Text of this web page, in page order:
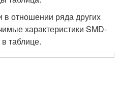
отношении ряда других
характеристики SMD-
таблице.